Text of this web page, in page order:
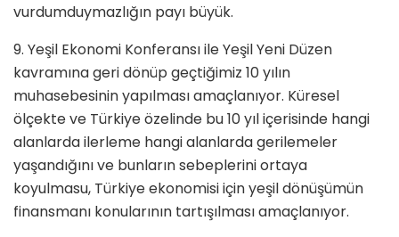
vurdumduymazlığın payı büyük.
9. Yeşil Ekonomi Konferansı ile Yeşil Yeni Düzen
kavramına geri dönüp geçtiğimiz 10 yılın
muhasebesinin yapılması amaçlanıyor. Küresel
ölçekte ve Türkiye özelinde bu 10 yıl içerisinde hangi
alanlarda ilerleme hangi alanlarda gerilemeler
yaşandığını ve bunların sebeplerini ortaya
koyulmasu, Türkiye ekonomisi için yeşil dönüşümün
finansmanı konularının tartışılması amaçlanıyor.